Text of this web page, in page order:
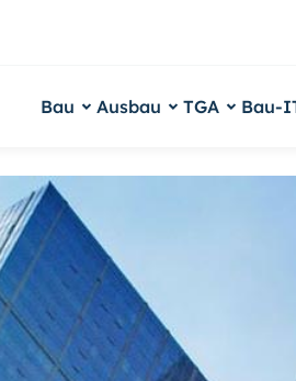
Bau Ausbau TGA Bau-